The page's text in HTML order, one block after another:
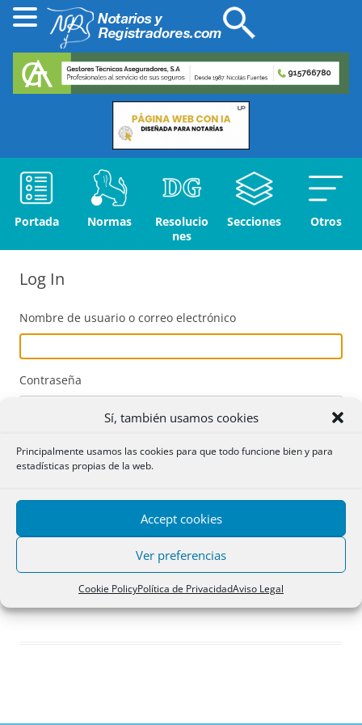
Sí, también usamos cookies
Principalmente usamos las cookies para que todo funcione bien y para
estadísticas propias de la web.
Accept cookies
Ver preferencias
Cookie PolicyPolítica de PrivacidadAviso Legal
Portada Normas
Resolucio
nes
Secciones Otros
Log In
Nombre de usuario o correo electrónico
Contraseña
Acceder
Registro
¿Has olvidado tu contraseña?